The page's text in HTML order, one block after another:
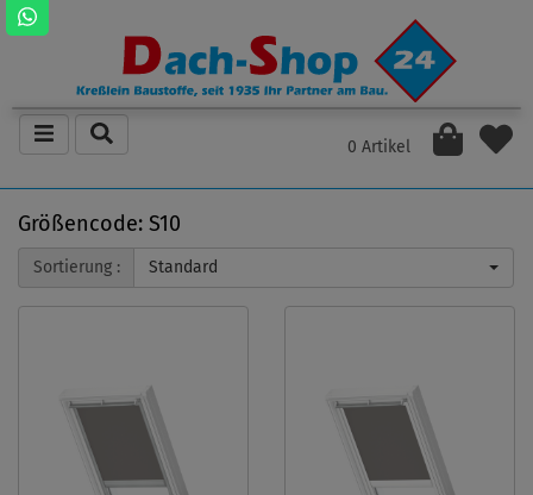
0 Artikel
Größencode: S10
Sortierung : Standard